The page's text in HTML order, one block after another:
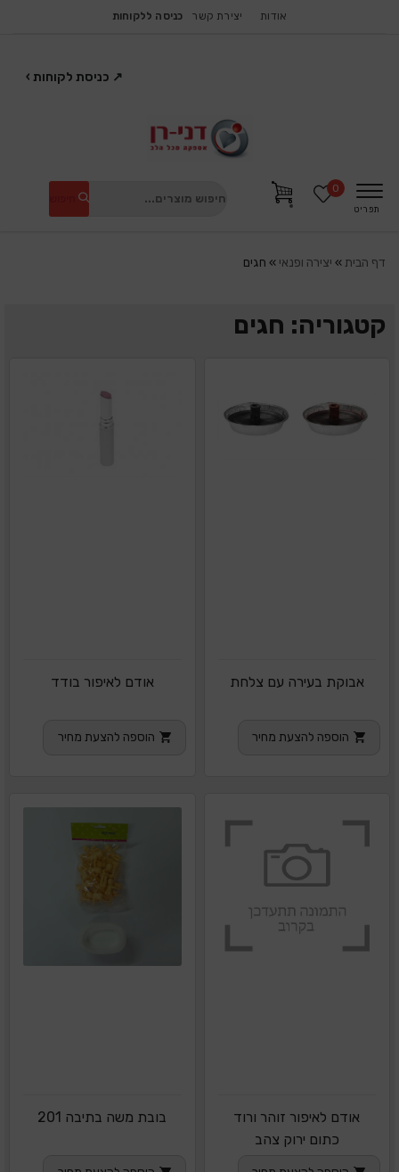
אודות יצירת קשר כניסה ללקוחות
↗ כניסת לקוחות ›
תפריט
0
דף הבית» יצירה ופנאי » חגים
קטגוריה: חגים
אבוקת בעירה עם צלחת
הוספה להצעת מחיר
אודם לאיפור בודד
הוספה להצעת מחיר
אודם לאיפור זוהר ורוד
כתום ירוק צהב
בובת משה בתיבה 201